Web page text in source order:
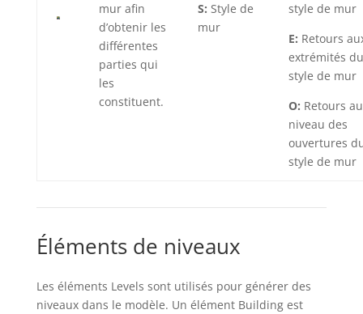
mur afin
d’obtenir les
différentes
parties qui
les
constituent.
S: Style de
mur
style de mur
E: Retours
extrémités du
style de mur
O: Retours au
niveau des
ouvertures
style de mur
Éléments de niveaux
Les éléments Levels sont utilisés pour générer des
niveaux dans le modèle. Un élément Building est